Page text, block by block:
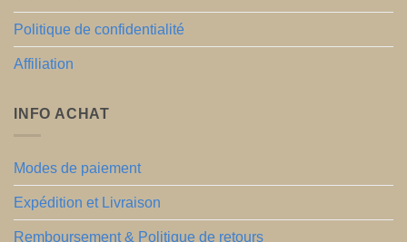
Politique de confidentialité
Affiliation
INFO ACHAT
Modes de paiement
Expédition et Livraison
Remboursement & Politique de retours